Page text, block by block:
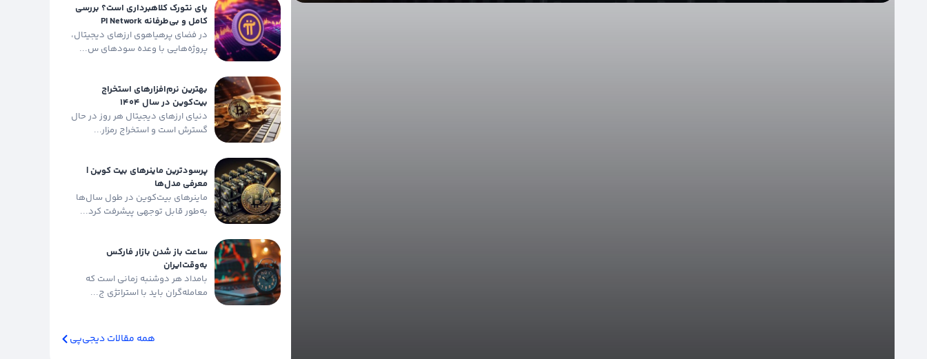
پای نتورک کلاهبرداری است؟ بررسی
کامل و بی‌طرفانه PI Network
در فضای پرهیاهوی ارزهای دیجیتال،
پروژه‌هایی با وعده سودهای س...
بهترین نرم‌افزارهای استخراج
بیت‌کوین در سال ۱۴۰۴
دنیای ارزهای دیجیتال هر روز در حال
گسترش است و استخراج رمزار...
پرسودترین ماینرهای بیت‌ کوین |
معرفی مدل‌ها
ماینرهای بیت‌کوین در طول سال‌ها
به‌طور قابل توجهی پیشرفت کرد...
ساعت باز شدن بازار فارکس
به‌وقت‌ایران
بامداد هر دوشنبه زمانی است که
معامله‌گران باید با استراتژی ج...
همه مقالات دیجی‌پی